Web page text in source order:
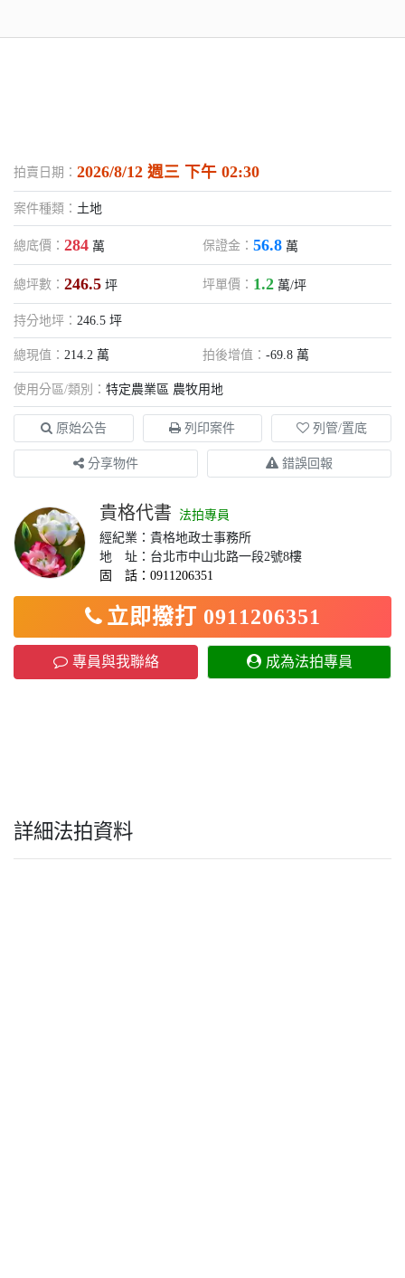
拍賣日期： 2026/8/12 週三 下午 02:30
案件種類： 土地
總底價： 284 萬 保證金： 56.8 萬
總坪數： 246.5 坪 坪單價： 1.2 萬/坪
持分地坪： 246.5 坪
總現值： 214.2 萬 拍後增值： -69.8 萬
使用分區/類別： 特定農業區 農牧用地
原始公告 列印案件 列管/置底
分享物件 錯誤回報
貴格代書
法拍專員
經紀業：貴格地政士事務所
地 址：台北市中山北路一段2號8樓
固 話：0911206351
立即撥打 0911206351
專員與我聯絡 成為法拍專員
詳細法拍資料